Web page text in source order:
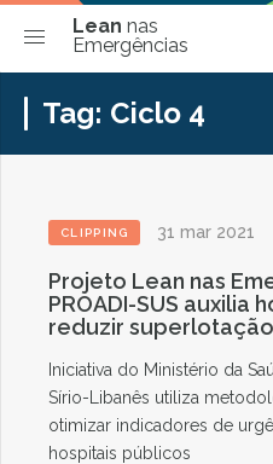
Lean nas
Emergências
Tag: Ciclo 4
CLIPPING 31 mar 2021
Projeto Lean nas
PROADI-SUS auxilia
reduzir superlotação
Iniciativa do Ministério da
Sírio-Libanês utiliza
otimizar indicadores de
hospitais públicos